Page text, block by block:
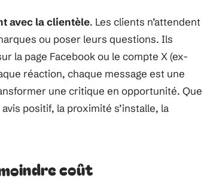
avec la clientèle. Les clients n’attendent
ou poser leurs questions. Ils
la page Facebook ou le compte X (ex-
réaction, chaque message est une
une critique en opportunité. Que
positif, la proximité s’installe, la
coût